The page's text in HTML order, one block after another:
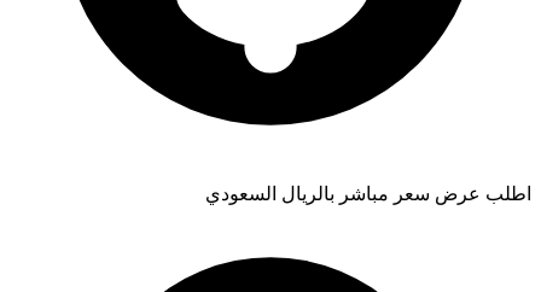
اطلب عرض سعر مباشر بالريال السعودي